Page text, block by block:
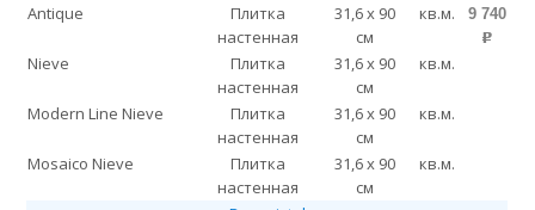
Antique
Плитка
настенная
31,6 x 90
см
кв.м. 9 740
p
Nieve
Плитка
настенная
31,6 x 90
см
кв.м.
Modern Line Nieve
Плитка
настенная
31,6 x 90
см
кв.м.
Mosaico Nieve
Плитка
настенная
31,6 x 90
см
кв.м.